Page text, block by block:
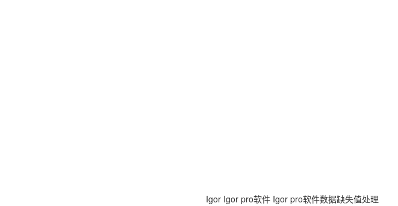
Igor Igor pro软件 Igor pro软件数据缺失值处理